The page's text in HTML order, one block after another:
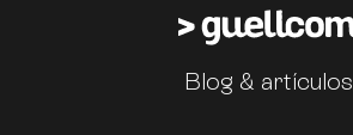
Blog & artículos